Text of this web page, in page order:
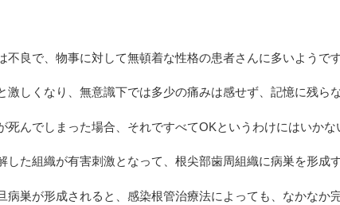
不良で、物事に対して無頓着な性格の患者さんに多いようです
激しくなり、無意識下では多少の痛みは感せず、記憶に残ら
死んでしまった場合、それですべてOKというわけにはいかな
した組織が有害刺激となって、根尖部歯周組織に病巣を形成
病巣が形成されると、感染根管治療法によっても、なかなか